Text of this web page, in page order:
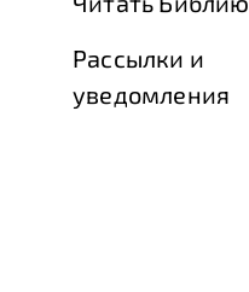
Рассылки и
уведомления